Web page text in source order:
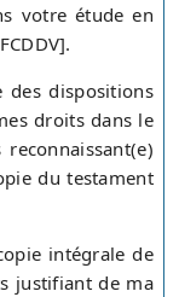
votre étude en
des dispositions
droits dans le
du testament
intégrale de
justifiant de ma